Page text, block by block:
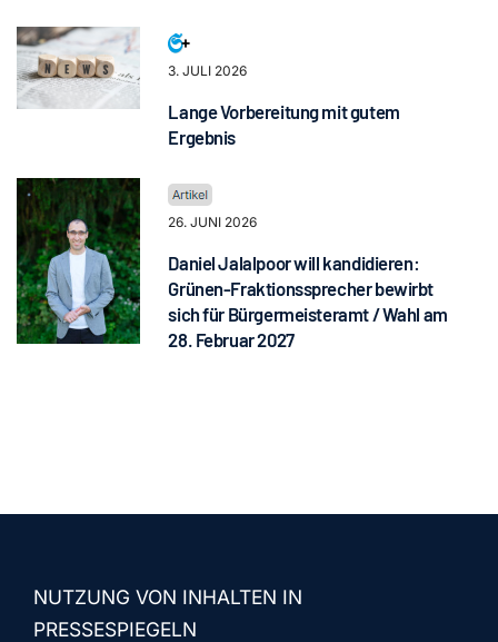
3. JULI 2026
Lange Vorbereitung mit gutem
Ergebnis
26. JUNI 2026
Daniel Jalalpoor will kandidieren:
Grünen-Fraktionssprecher bewirbt
sich für Bürgermeisteramt / Wahl am
28. Februar 2027
NUTZUNG VON INHALTEN IN
PRESSESPIEGELN